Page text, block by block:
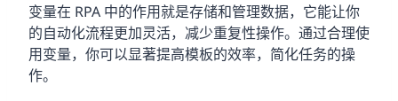
变量在 RPA 中的作用就是存储和管理数据，它能让你
的自动化流程更加灵活，减少重复性操作。通过合理使
用变量，你可以显著提高模板的效率，简化任务的操
作。